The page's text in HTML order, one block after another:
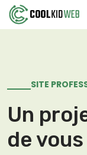
SITE
Un
de vous